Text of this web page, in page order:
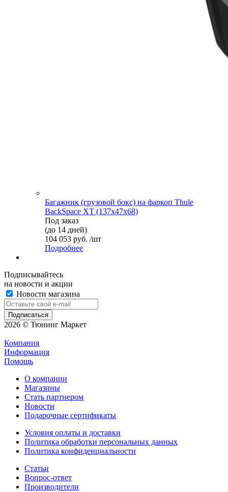
Багажник (грузовой бокс) на фаркоп Thule
BackSpace XT (137х47х68)
Под заказ
(до 14 дней)
104 053 руб. /шт
Подробнее
Подписывайтесь
на новости и акции
Новости магазина
2026 © Тюнинг Маркет
Компания
Информация
Помощь
О компании
Магазины
Стать партнером
Новости
Подарочные сертификаты
Условия оплаты и доставки
Политика обработки персональных данных
Политика конфиденциальности
Статьи
Вопрос-ответ
Производители